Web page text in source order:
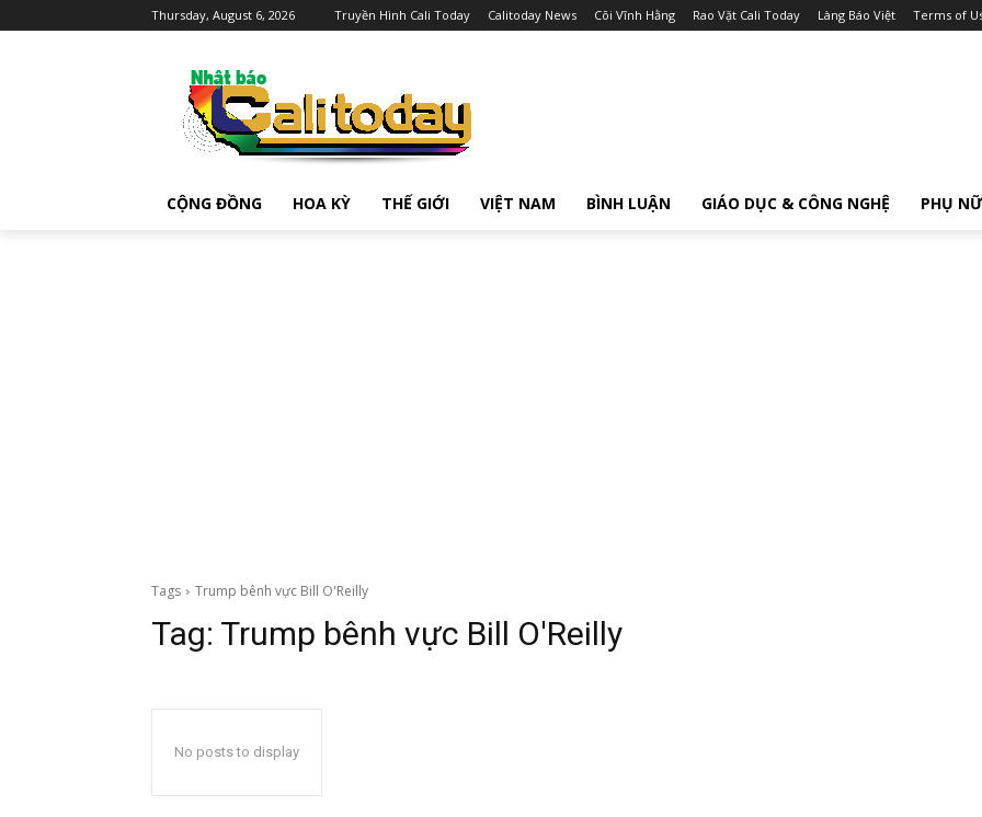
Thursday, August 6, 2026 Truyền Hình Cali Today Calitoday News Cõi Vĩnh Hằng Rao Vặt Cali Today Làng Báo Việt Terms of
CỘNG ĐỒNG HOA KỲ THẾ GIỚI VIỆT NAM BÌNH LUẬN GIÁO DỤC & CÔNG NGHỆ PHỤ NỮ
Tags Trump bênh vực Bill O'Reilly
Tag: Trump bênh vực Bill O'Reilly
No posts to display